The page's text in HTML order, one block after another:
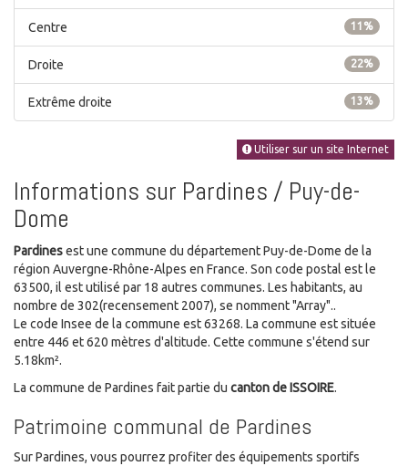
11%
Centre
22%
Droite
13%
Extrême droite
Utiliser sur un site Internet
Informations sur Pardines / Puy-de-
Dome
Pardinesest une commune du département Puy-de-Dome de la
région Auvergne-Rhône-Alpes en France. Son code postal est le
63500, il est utilisé par 18 autres communes. Les habitants, au
nombre de 302(recensement 2007), se nomment "Array"..
Le code Insee de la commune est 63268. La commune est située
entre 446 et 620 mètres d'altitude. Cette commune s'étend sur
5.18km².
La commune de Pardines fait partie du canton de ISSOIRE.
Patrimoine communal de Pardines
Sur Pardines, vous pourrez profiter des équipements sportifs